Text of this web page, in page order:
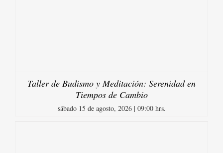
Taller de Budismo y Meditación: Serenidad en
Tiempos de Cambio
sábado 15 de agosto, 2026 | 09:00 hrs.